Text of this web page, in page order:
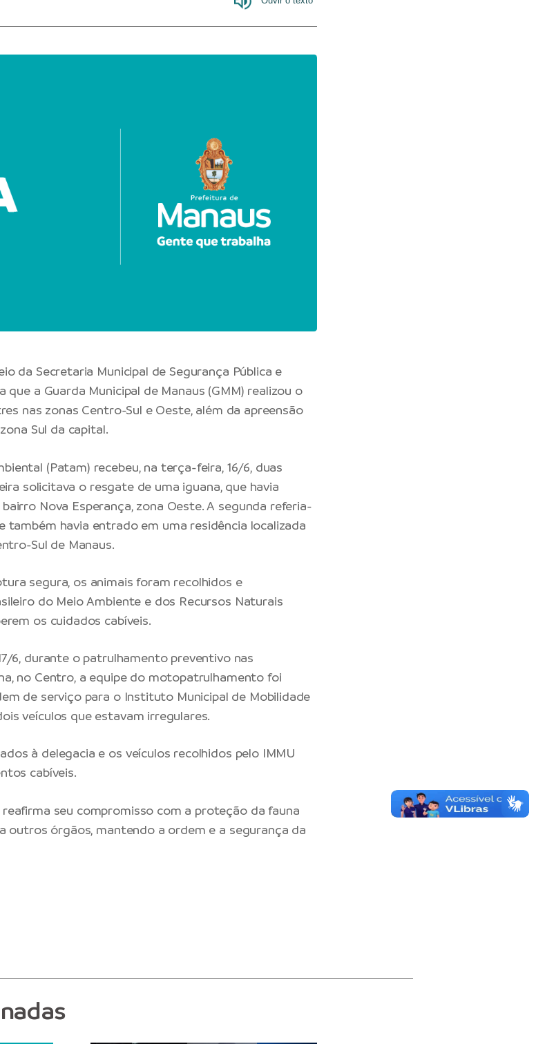
da Secretaria Municipal de Segurança Pública e
que a Guarda Municipal de Manaus (GMM) realizou o
nas zonas Centro-Sul e Oeste, além da apreensão
Sul da capital.
(Patam) recebeu, na terça-feira, 16/6, duas
solicitava o resgate de uma iguana, que havia
Nova Esperança, zona Oeste. A segunda referia-
também havia entrado em uma residência localizada
Sul de Manaus.
segura, os animais foram recolhidos e
do Meio Ambiente e dos Recursos Naturais
os cuidados cabíveis.
6, durante o patrulhamento preventivo nas
no Centro, a equipe do motopatrulhamento foi
de serviço para o Instituto Municipal de Mobilidade
veículos que estavam irregulares.
à delegacia e os veículos recolhidos pelo IMMU
cabíveis.
reafirma seu compromisso com a proteção da fauna
outros órgãos, mantendo a ordem e a segurança da